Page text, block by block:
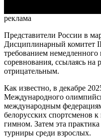
реклама
Представители России в
Дисциплинарный комитет
требованием
соревнования, ссылаясь
отрицательным.
Как известно, в декабре
Международного
международным
белорусских спортсменов
гимном. Затем эта практика
турниры среди взрослых.